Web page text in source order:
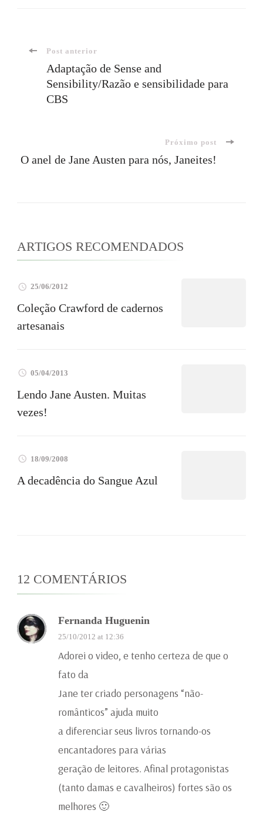
Navegação
Post anterior
Adaptação de Sense and
Sensibility/Razão e sensibilidade para
CBS
Próximo post
O anel de Jane Austen para nós, Janeites!
ARTIGOS RECOMENDADOS
25/06/2012
Coleção Crawford de cadernos
artesanais
05/04/2013
Lendo Jane Austen. Muitas
vezes!
18/09/2008
A decadência do Sangue Azul
12 COMENTÁRIOS
Fernanda Huguenin
25/10/2012 at 12:36
Adorei o video, e tenho certeza de que o
fato da
Jane ter criado personagens “não-
românticos” ajuda muito
a diferenciar seus livros tornando-os
encantadores para várias
geração de leitores. Afinal protagonistas
(tanto damas e cavalheiros) fortes são os
melhores 🙂